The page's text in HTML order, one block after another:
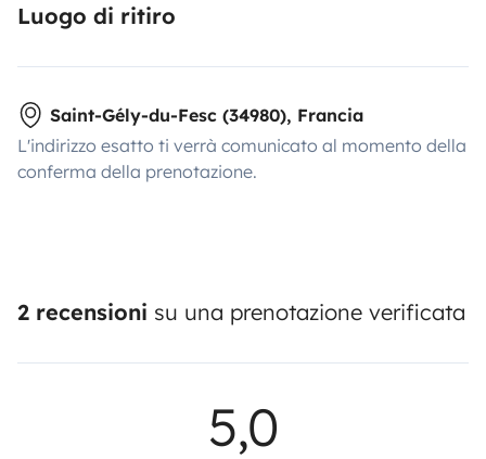
Luogo di ritiro
Saint-Gély-du-Fesc (34980), Francia
L'indirizzo esatto ti verrà comunicato al momento della
conferma della prenotazione.
2 recensioni su una prenotazione verificata
5,0